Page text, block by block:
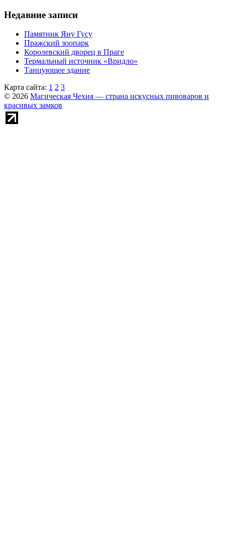
Недавние записи
Памятник Яну Гусу
Пражский зоопарк
Королевский дворец в Праге
Термальный источник «Вридло»
Танцующее здание
Карта сайта: 1 2 3
© 2026 Магическая Чехия — страна искусных пивоваров и
красивых замков